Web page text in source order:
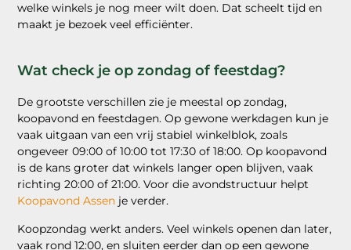
welke winkels je nog meer wilt doen. Dat scheelt tijd en
maakt je bezoek veel efficiënter.
Wat check je op zondag of feestdag?
De grootste verschillen zie je meestal op zondag,
koopavond en feestdagen. Op gewone werkdagen kun je
vaak uitgaan van een vrij stabiel winkelblok, zoals
ongeveer 09:00 of 10:00 tot 17:30 of 18:00. Op koopavond
is de kans groter dat winkels langer open blijven, vaak
richting 20:00 of 21:00. Voor die avondstructuur helpt
Koopavond Assen je verder.
Koopzondag werkt anders. Veel winkels openen dan later,
vaak rond 12:00, en sluiten eerder dan op een gewone